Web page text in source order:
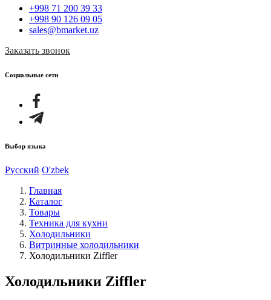
+998 71 200 39 33
+998 90 126 09 05
sales@bmarket.uz
Заказать звонок
Социальные сети
Выбор языка
Русский O'zbek
Главная
Каталог
Товары
Техника для кухни
Холодильники
Витринные холодильники
Холодильники Ziffler
Холодильники Ziffler